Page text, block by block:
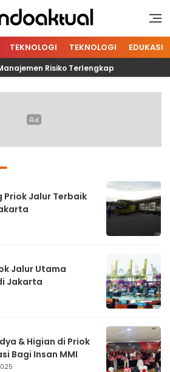
Indoaktual
Indonesia Aktual
TEKNOLOGI TEKNOLOGI EDUKASI
Risiko Terlengkap
Priok Jalur Terbaik
Jalur Utama
Jakarta
& Higian di Priok
Bagi Insan MMI